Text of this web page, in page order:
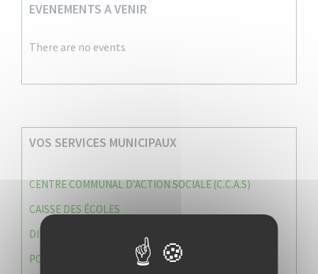
EVENEMENTS A VENIR
There are no events
VOS SERVICES MUNICIPAUX
CENTRE COMMUNAL D’ACTION SOCIALE (C.C.A.S)
CAISSE DES ÉCOLES
DIRECTION DES SERVICES TECHNIQUES
POLICE MUNICIPALE